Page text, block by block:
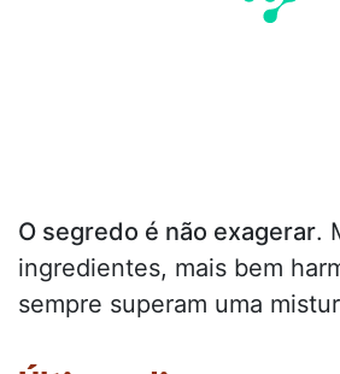
O segredo é não exagerar.
ingredientes, mais bem
sempre superam uma